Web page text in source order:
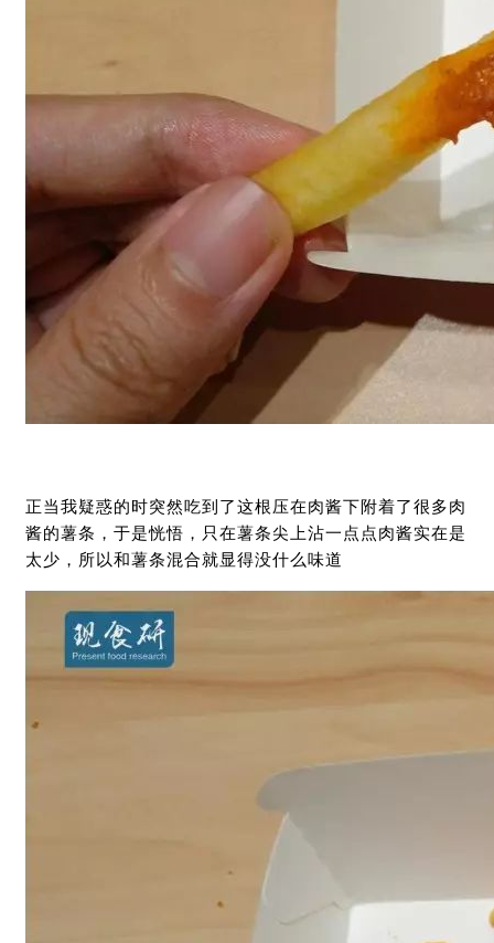
正当我疑惑的时突然吃到了这根压在肉酱下附着了很多肉
酱的薯条，于是恍悟，只在薯条尖上沾一点点肉酱实在是
太少，所以和薯条混合就显得没什么味道